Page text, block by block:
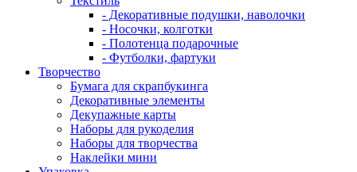
- Декоративные подушки, наволочки
- Носочки, колготки
- Полотенца подарочные
- Футболки, фартуки
Творчество
Бумага для скрапбукинга
Декоративные элементы
Декупажные карты
Наборы для рукоделия
Наборы для творчества
Наклейки мини